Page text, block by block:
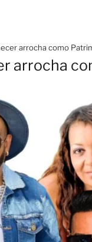
arrocha como
arrocha